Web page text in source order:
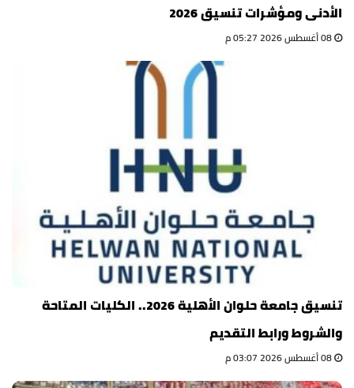
الأدنى ومؤشرات تنسيق 2026
تنسيق جامعة حلوان الأهلية 2026.. الكليات المتاحة
والشروط ورابط التقديم